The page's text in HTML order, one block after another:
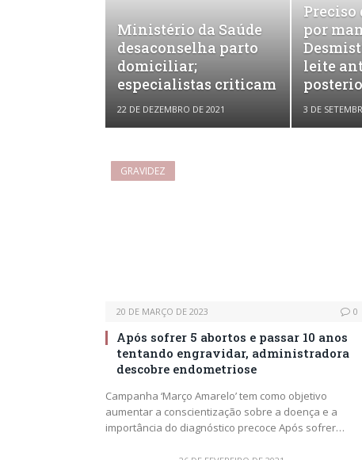
Ministério da Saúde
desaconselha parto
domiciliar;
especialistas criticam
22 DE DEZEMBRO DE 2021
Preciso
por
leite
3 DE
GRAVIDEZ
20 DE MARÇO DE 2023 0
Após sofrer 5 abortos e passar 10 anos
tentando engravidar, administradora
descobre endometriose
Campanha ‘Março Amarelo’ tem como objetivo
aumentar a conscientização sobre a doença e a
importância do diagnóstico precoce Após sofrer…